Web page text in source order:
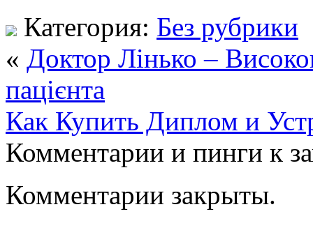
Категория: Без рубрики
« Доктор Лінько –
пацієнта
Как Купить Диплом и
Комментарии и пинги к
Комментарии закрыты.